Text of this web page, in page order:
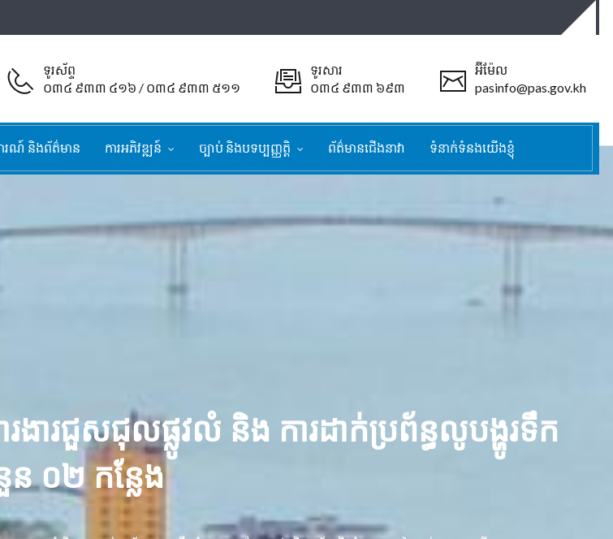
ទូរស័ព្ទ
០៣៤ ៩៣៣ ៤១៦ / ០៣៤ ៩៣៣ ៥១១
ទូរសារ
០៣៤ ៩៣៣ ៦៩៣
អ៊ីម៉ែល
pasinfo@pas.gov.kh
ារណ៍ និងព័ត៌មាន ការអភិវឌ្ឍន៍ ច្បាប់ និងបទប្បញ្ញត្តិ ព័ត៌មានជើងនាវា ទំនាក់ទំនងយើងខ្ញុំ
រជួសជុលផ្លូវលំ និង ការដាក់ប្រព័ន្ធលូបង្ហូរទឹក
០២ កន្លែង